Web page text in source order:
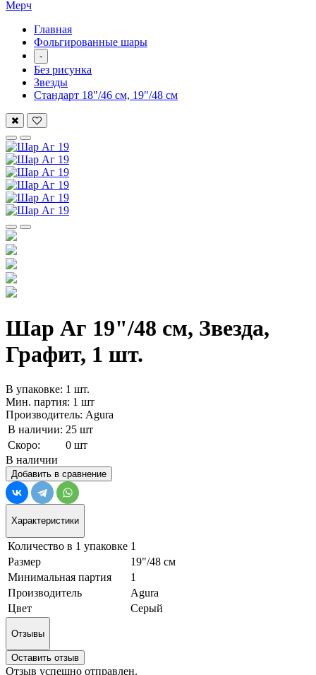
Мерч
Главная
Фольгированные шары
-
Без рисунка
Звезды
Стандарт 18"/46 см, 19"/48 см
Шар Аг 19"/48 см, Звезда,
Графит, 1 шт.
В упаковке: 1 шт.
Мин. партия: 1 шт
Производитель: Agura
В наличии: 25 шт
Скоро:
0 шт
В наличии
Добавить в сравнение
Характеристики
Количество в 1 упаковке 1
Размер
19"/48 см
Минимальная партия
1
Производитель
Agura
Цвет
Серый
Отзывы
Оставить отзыв
Отзыв успешно отправлен.